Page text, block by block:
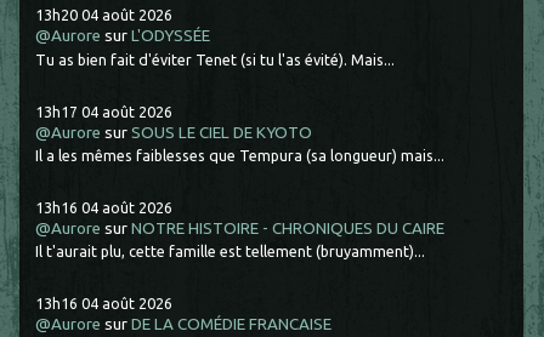
13h20 04 août 2026
@Aurore surL'ODYSSÉE
Tu as bien fait d'éviter Tenet (si tu l'as évité). Mais...
13h17 04 août 2026
@Aurore surSOUS LE CIEL DE KYOTO
Il a les mêmes faiblesses que Tempura (sa longueur) mais...
13h16 04 août 2026
@Aurore surNOTRE HISTOIRE - CHRONIQUES DU CAIRE
Il t'aurait plu, cette famille est tellement (bruyamment)...
13h16 04 août 2026
@Aurore surDE LA COMÉDIE FRANCAISE